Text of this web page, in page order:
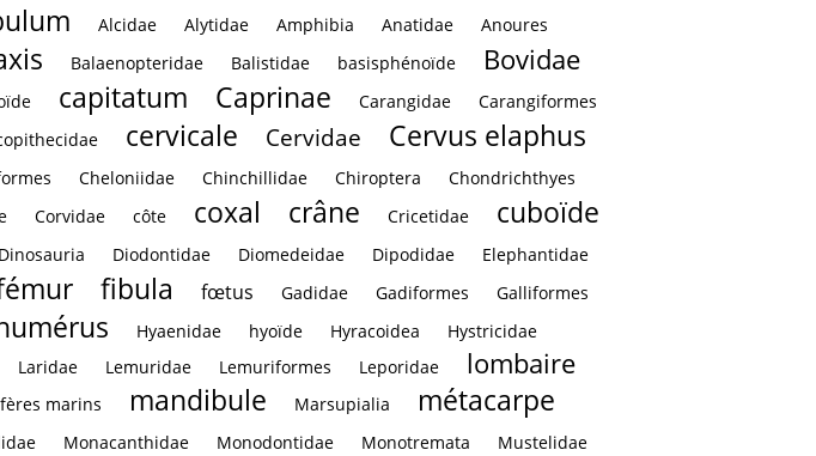
Alcidae Alytidae Amphibia Anatidae
Anoures
Balaenopteridae Balistidae basisphénoïde Bovidae
capitatum Caprinae Carangidae Carangiformes
cervicale Cervidae Cervus elaphus
Cheloniidae Chinchillidae Chiroptera
Chondrichthyes
Corvidae côte coxal crâne Cricetidae
cuboïde
Dinosauria Diodontidae Diomedeidae Dipodidae
Elephantidae
fibula fœtus Gadidae Gadiformes
Galliformes
Hyaenidae hyoïde Hyracoidea
Hystricidae
Laridae Lemuridae Lemuriformes Leporidae lombaire
marins mandibule Marsupialia
métacarpe
Monacanthidae Monodontidae Monotremata
Mustelidae